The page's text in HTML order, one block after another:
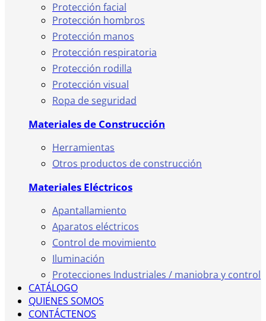
Protección facial
Protección hombros
Protección manos
Protección respiratoria
Protección rodilla
Protección visual
Ropa de seguridad
Materiales de Construcción
Herramientas
Otros productos de construcción
Materiales Eléctricos
Apantallamiento
Aparatos eléctricos
Control de movimiento
Iluminación
Protecciones Industriales / maniobra y control
CATÁLOGO
QUIENES SOMOS
CONTÁCTENOS